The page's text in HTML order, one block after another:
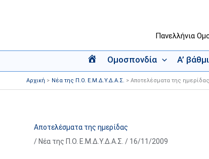
Πανελλήνια
Α
ρ
χ
Ομοσπονδία Α’
Αρχική Νέα της Π.Ο. Ε.Μ.Δ.Υ.Δ.Α.Σ. Αποτελέσματα της ημερίδας
Αποτελέσματα της ημερίδας
/ Νέα της Π.Ο. Ε.Μ.Δ.Υ.Δ.Α.Σ. / 16/11/2009